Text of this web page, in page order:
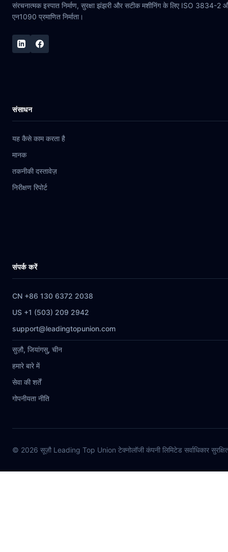
संरचनात्मक इस्पात निर्माण, सुरक्षा झंझरी और सटीक मशीनिंग के लिए ISO 3834-2
एन1090 प्रमाणित निर्माता।
संसाधन
यह कैसे काम करता है
मानक
तकनीकी दस्तावेज़
निरीक्षण रिपोर्ट
संपर्क करें
CN +86 130 6372 2038
US +1 (503) 209 2942
support@leadingtopunion.com
सुज़ौ, जियांगसु, चीन
हमारे बारे में
सेवा की शर्तें
गोपनीयता नीति
© 2026 सूज़ौ Leading Top Union टेक्नोलॉजी कंपनी लिमिटेड सर्वाधिकार